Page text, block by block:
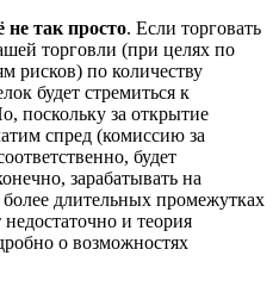
так просто. Если торговать
торговли (при целях по
рисков) по количеству
будет стремиться к
поскольку за открытие
спред (комиссию за
будет
зарабатывать на
длительных промежутках
и теория
о возможностях